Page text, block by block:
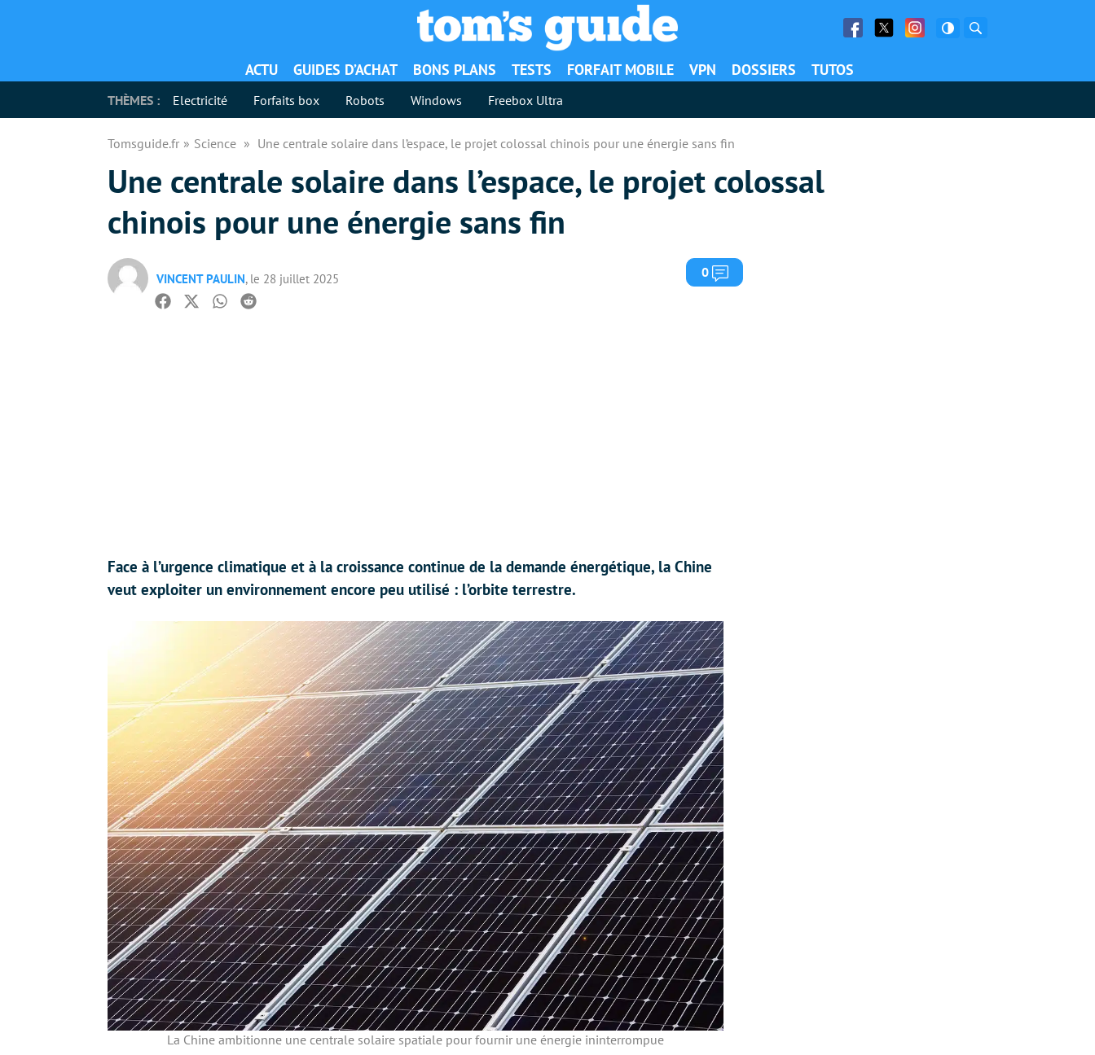
Facebook
Twitter Facebook
ACTU GUIDES D’ACHAT BONS PLANS TESTS FORFAIT MOBILE VPN DOSSIERS TUTOS
THÈMES : Electricité Forfaits box Robots Windows Freebox Ultra
Tomsguide.fr Science Une centrale solaire dans l’espace, le projet colossal chinois pour une énergie sans fin
Une centrale solaire dans l’espace, le projet colossal
chinois pour une énergie sans fin
VINCENT PAULIN, le 28 juillet 2025 0 Commentaires
Facebook
TwitterWhatsapp
Reddit
Face à l’urgence climatique et à la croissance continue de la demande énergétique, la Chine
veut exploiter un environnement encore peu utilisé : l’orbite terrestre.
La Chine ambitionne une centrale solaire spatiale pour fournir une énergie ininterrompue